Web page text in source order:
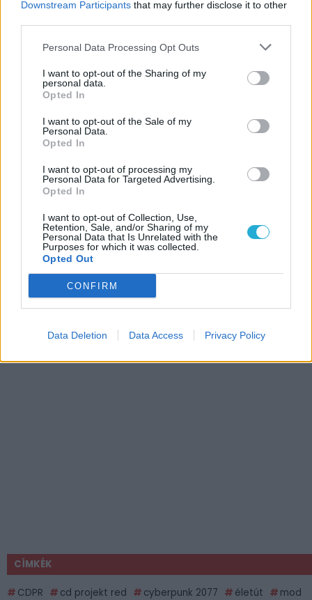
Downstream Participants that may further disclose it to other
Personal Data Processing Opt Outs
I want to opt-out of the Sharing of my
personal data.
Opted In
I want to opt-out of the Sale of my
Personal Data.
Opted In
I want to opt-out of processing my
Personal Data for Targeted Advertising.
Opted In
I want to opt-out of Collection, Use,
Retention, Sale, and/or Sharing of my
Personal Data that Is Unrelated with the
Purposes for which it was collected.
Opted Out
CONFIRM
Data Deletion Data Access Privacy Policy
LEGFRISSEBB VIDEÓNK
CÍMKÉK
CDPR cd projekt red cyberpunk 2077 életút
mod